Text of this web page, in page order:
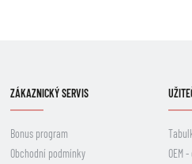
ZÁKAZNICKÝ SERVIS
Bonus program
Obchodní podmínky
OEM